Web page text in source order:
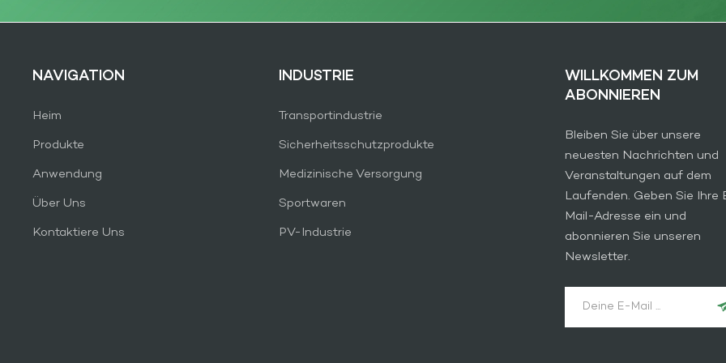
NAVIGATION
Heim
Produkte
Anwendung
Über Uns
Kontaktiere Uns
INDUSTRIE
Transportindustrie
Sicherheitsschutzprodukte
Medizinische Versorgung
Sportwaren
PV-Industrie
WILLKOMMEN ZUM
ABONNIEREN
Bleiben Sie über unsere
neuesten Nachrichten und
Veranstaltungen auf dem
Laufenden. Geben Sie Ihre
Mail-Adresse ein und
abonnieren Sie unseren
Newsletter.